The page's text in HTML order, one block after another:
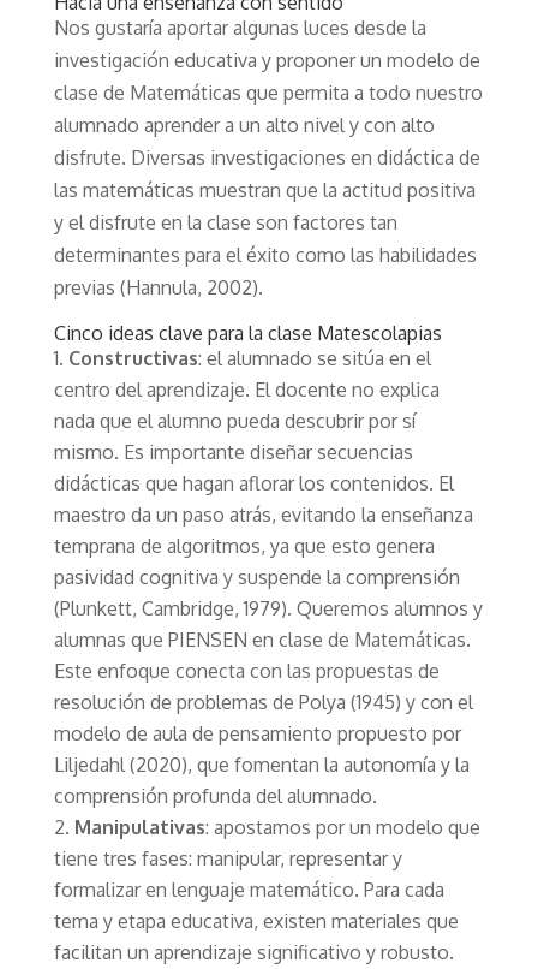
Nos gustaría aportar algunas luces desde la
investigación educativa y proponer un modelo de
clase de Matemáticas que permita a todo nuestro
alumnado aprender a un alto nivel y con alto
disfrute. Diversas investigaciones en didáctica de
las matemáticas muestran que la actitud positiva
y el disfrute en la clase son factores tan
determinantes para el éxito como las habilidades
previas (Hannula, 2002).
Cinco ideas clave para la clase Matescolapias
Constructivas: el alumnado se sitúa en el
centro del aprendizaje. El docente no explica
nada que el alumno pueda descubrir por sí
mismo. Es importante diseñar secuencias
didácticas que hagan aflorar los contenidos. El
maestro da un paso atrás, evitando la enseñanza
temprana de algoritmos, ya que esto genera
pasividad cognitiva y suspende la comprensión
(Plunkett, Cambridge, 1979). Queremos alumnos y
alumnas que PIENSEN en clase de Matemáticas.
Este enfoque conecta con las propuestas de
resolución de problemas de Polya (1945) y con el
modelo de aula de pensamiento propuesto por
Liljedahl (2020), que fomentan la autonomía y la
comprensión profunda del alumnado.
Manipulativas: apostamos por un modelo que
tiene tres fases: manipular, representar y
formalizar en lenguaje matemático. Para cada
tema y etapa educativa, existen materiales que
facilitan un aprendizaje significativo y robusto.